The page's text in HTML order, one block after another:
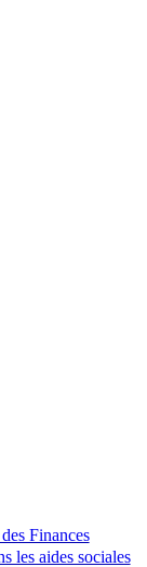
Finances
les aides sociales